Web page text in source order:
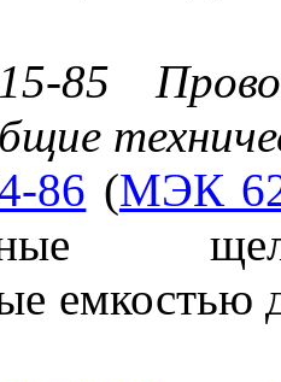
85
86 (МЭК
емкостью